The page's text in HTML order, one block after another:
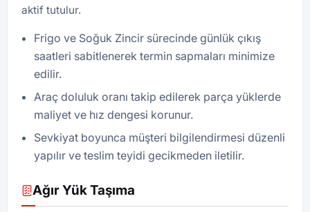
aktif tutulur.
Frigo ve Soğuk Zincir sürecinde günlük çıkış
saatleri sabitlenerek termin sapmaları minimize
edilir.
Araç doluluk oranı takip edilerek parça yüklerde
maliyet ve hız dengesi korunur.
Sevkiyat boyunca müşteri bilgilendirmesi düzenli
yapılır ve teslim teyidi gecikmeden iletilir.
Ağır Yük Taşıma